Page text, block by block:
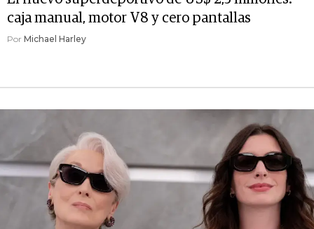
caja manual, motor V8 y cero pantallas
Por Michael Harley